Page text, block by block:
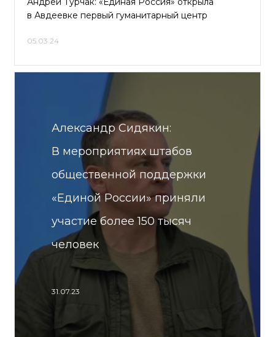
в Авдеевке первый гуманитарный центр
05.03.24
Александр Сидякин:
В мероприятиях штабов
общественной поддержки
«Единой России» приняли
участие более 150 тысяч
человек
31.07.23